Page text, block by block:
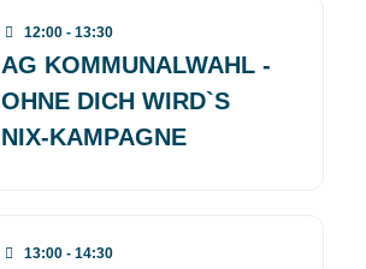
12:00 - 13:30
AG KOMMUNALWAHL -
OHNE DICH WIRD`S
NIX-KAMPAGNE
13:00 - 14:30